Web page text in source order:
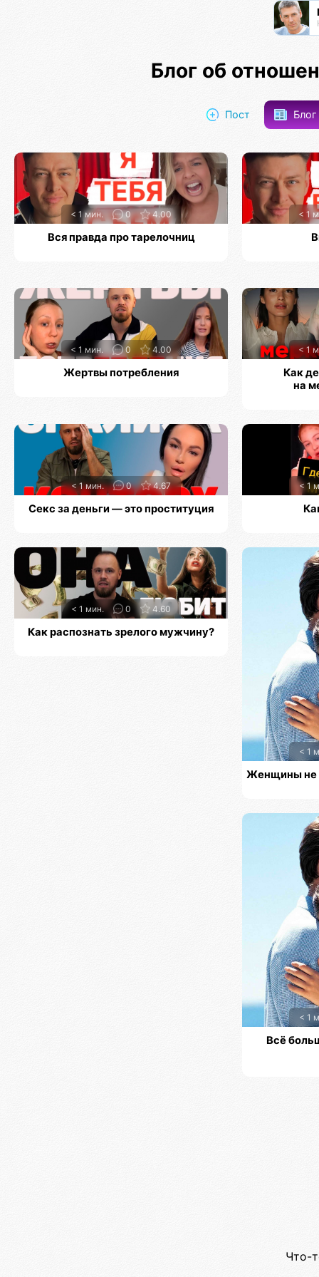
Блог об
Пост Блог
< 1 мин. 0 4.00
Вся правда про тарелочниц
< 1
< 1 мин. 0 4.00
Жертвы потребления
< 1
Как
на
< 1 мин. 0 4.67
Секс за деньги — это проституция
< 1
< 1 мин. 0 4.60
Как распознать зрелого мужчину?
< 1
Женщины не
< 1
Всё
Что-